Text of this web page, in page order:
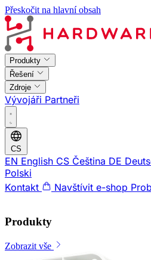
Přeskočit na hlavní obsah
Produkty
Řešení
Zdroje
Vývojáři Partneři
CS
EN English CS Čeština DE
Polski
Kontakt
Navštívit e-shop
Produkty
Zobrazit vše